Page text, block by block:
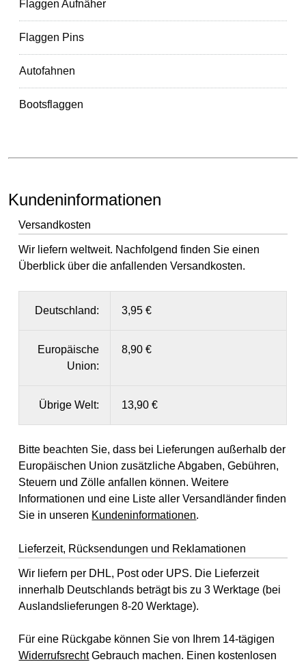
Flaggen Aufnäher
Flaggen Pins
Autofahnen
Bootsflaggen
Kundeninformationen
Versandkosten
Wir liefern weltweit. Nachfolgend finden Sie einen
Überblick über die anfallenden Versandkosten.
Deutschland: 3,95 €
Europäische
Union:
8,90 €
Übrige Welt: 13,90 €
Bitte beachten Sie, dass bei Lieferungen außerhalb der
Europäischen Union zusätzliche Abgaben, Gebühren,
Steuern und Zölle anfallen können. Weitere
Informationen und eine Liste aller Versandländer finden
Sie in unseren Kundeninformationen.
Lieferzeit, Rücksendungen und Reklamationen
Wir liefern per DHL, Post oder UPS. Die Lieferzeit
innerhalb Deutschlands beträgt bis zu 3 Werktage (bei
Auslandslieferungen 8-20 Werktage).
Für eine Rückgabe können Sie von Ihrem 14-tägigen
WiderrufsrechtGebrauch machen. Einen kostenlosen